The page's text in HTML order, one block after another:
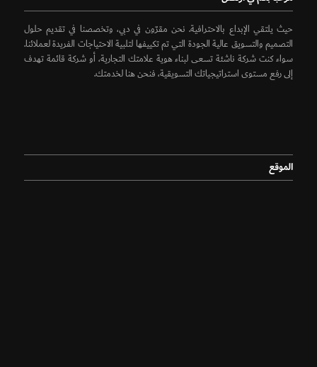
حيث يلتقي الإبداع بالاحترافية. نحن مقرّون في دبي، وتخصصنا في تقديم حلول
التصميم والتسويق عالية الجودة التي تم تكييفها لتلبية الاحتياجات الفريدة لعملائنا.
سواء كنت شركة ناشئة تسعى لبناء هوية علامتك التجارية، أو شركة قائمة تهدف
إلى رفع مستوى استراتيجياتك التسويقية، فنحن هنا لخدمتك.
الموقع